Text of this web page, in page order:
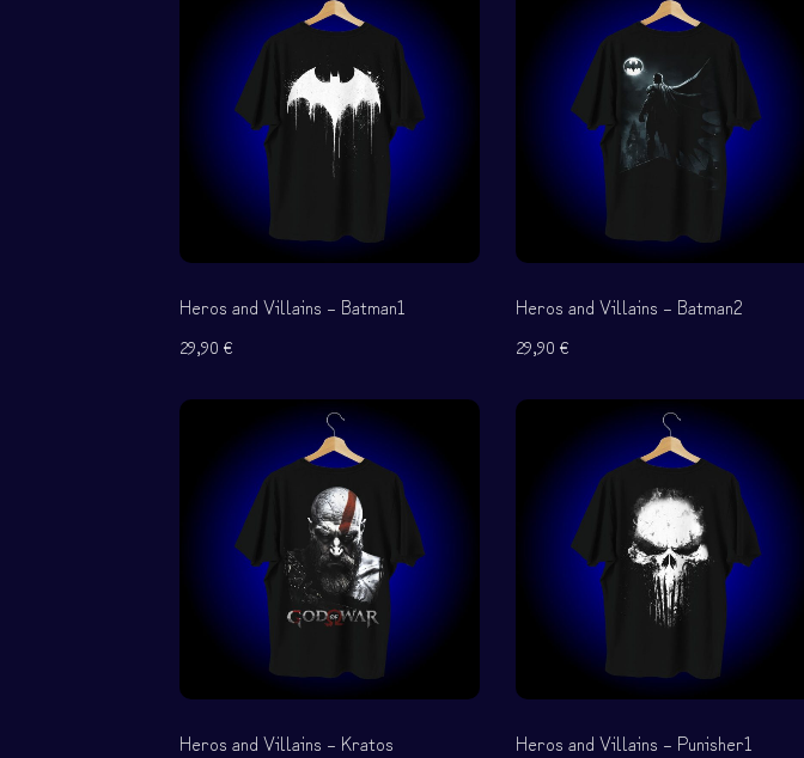
Heroes and Villains
Γυμναστήριο
Ομάδες
Τσαντουλίνια
Φτιάξτο
────────
Όροι χρήσης
Πολιτική Αλλαγών – Επιστροφών
Εντοπισμός παραγγελίας
Συχνές ερωτήσεις
Heros and Villains – Batman1
29,90 €
Heros and Villains – Batman2
29,90 €
Heros and Villains – Kratos Heros and Villains – Punisher1